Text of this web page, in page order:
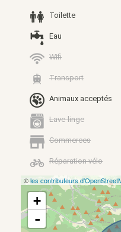
Toilette
Eau
Wifi
Transport
Animaux acceptés
Lave-linge
Commerces
Réparation vélo
©les contributeurs
+
-